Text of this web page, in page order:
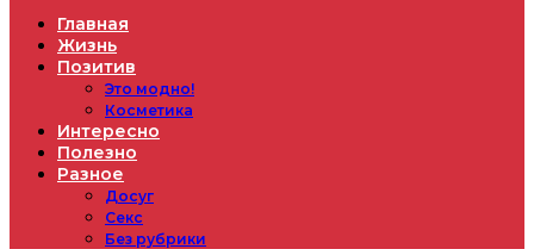
Главная
Жизнь
Позитив
Это модно!
Косметика
Интересно
Полезно
Разное
Досуг
Секс
Без рубрики